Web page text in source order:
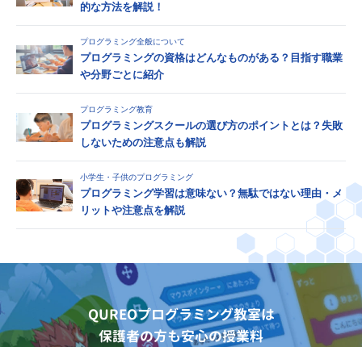
的な方法を解説！
プログラミング全般について
プログラミングの資格はどんなものがある？目指す職業
や分野ごとに紹介
プログラミング教育
プログラミングスクールの選び方のポイントとは？失敗
しないための注意点も解説
小学生・子供のプログラミング
プログラミング学習は意味ない？無駄ではない理由・メ
リットや注意点を解説
QUREOプログラミング教室は
保護者の方も安心の授業料